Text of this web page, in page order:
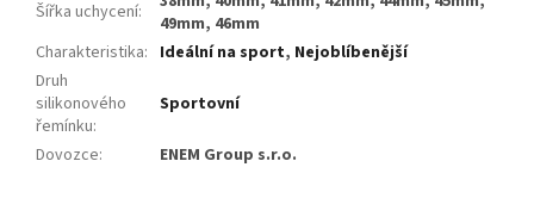
Šířka uchycení:
49mm, 46mm
Charakteristika: Ideální na sport, Nejoblíbenější
Druh
silikonového
řemínku:
Sportovní
Dovozce: ENEM Group s.r.o.